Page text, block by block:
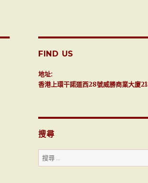
FIND US
地址:
香港上環干諾道西28號威勝商業大廈
搜尋
搜
尋：